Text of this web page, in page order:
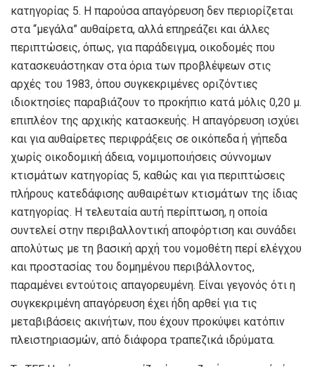
κατηγορίας 5. Η παρούσα απαγόρευση δεν περιορίζεται
στα “μεγάλα” αυθαίρετα, αλλά επηρεάζει και άλλες
περιπτώσεις, όπως, για παράδειγμα, οικοδομές που
κατασκευάστηκαν στα όρια των προβλέψεων στις
αρχές του 1983, όπου συγκεκριμένες οριζόντιες
ιδιοκτησίες παραβιάζουν το προκήπιο κατά μόλις 0,20 μ.
επιπλέον της αρχικής κατασκευής. Η απαγόρευση ισχύει
και για αυθαίρετες περιφράξεις σε οικόπεδα ή γήπεδα
χωρίς οικοδομική άδεια, νομιμοποιήσεις σύννομων
κτισμάτων κατηγορίας 5, καθώς και για περιπτώσεις
πλήρους κατεδάφισης αυθαιρέτων κτισμάτων της ίδιας
κατηγορίας. Η τελευταία αυτή περίπτωση, η οποία
συντελεί στην περιβαλλοντική αποφόρτιση και συνάδει
απολύτως με τη βασική αρχή του νομοθέτη περί ελέγχου
και προστασίας του δομημένου περιβάλλοντος,
παραμένει εντούτοις απαγορευμένη. Είναι γεγονός ότι η
συγκεκριμένη απαγόρευση έχει ήδη αρθεί για τις
μεταβιβάσεις ακινήτων, που έχουν προκύψει κατόπιν
πλειστηριασμών, από διάφορα τραπεζικά ιδρύματα.